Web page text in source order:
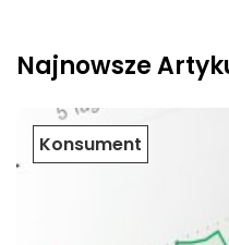
Najnowsze
Konsument